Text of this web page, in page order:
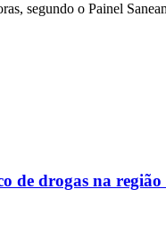
segundo o Painel
de drogas na